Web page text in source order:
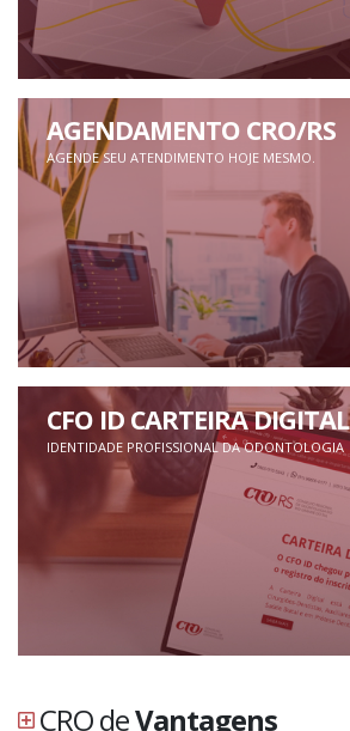
AGENDAMENTO CRO/RS
AGENDE SEU ATENDIMENTO HOJE MESMO.
CFO ID CARTEIRA DIGITAL
IDENTIDADE PROFISSIONAL DA ODONTOLOGIA
CRO deVantagens